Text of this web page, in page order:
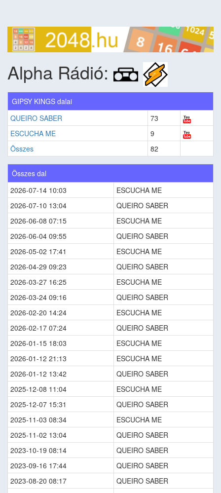
Alpha Rádió:
GIPSY KINGS dalai
QUEIRO SABER
73
ESCUCHA ME
9
Összes
82
Összes dal
2026-07-14 10:03
ESCUCHA ME
2026-07-10 13:04
QUEIRO SABER
2026-06-08 07:15
ESCUCHA ME
2026-06-04 09:55
QUEIRO SABER
2026-05-02 17:41
ESCUCHA ME
2026-04-29 09:23
QUEIRO SABER
2026-03-27 16:25
ESCUCHA ME
2026-03-24 09:16
QUEIRO SABER
2026-02-20 14:24
ESCUCHA ME
2026-02-17 07:24
QUEIRO SABER
2026-01-15 18:03
ESCUCHA ME
2026-01-12 21:13
ESCUCHA ME
2026-01-12 13:42
QUEIRO SABER
2025-12-08 11:04
ESCUCHA ME
2025-12-07 15:31
QUEIRO SABER
2025-11-03 08:34
ESCUCHA ME
2025-11-02 13:04
QUEIRO SABER
2023-10-19 08:14
QUEIRO SABER
2023-09-16 17:44
QUEIRO SABER
2023-08-20 08:17
QUEIRO SABER